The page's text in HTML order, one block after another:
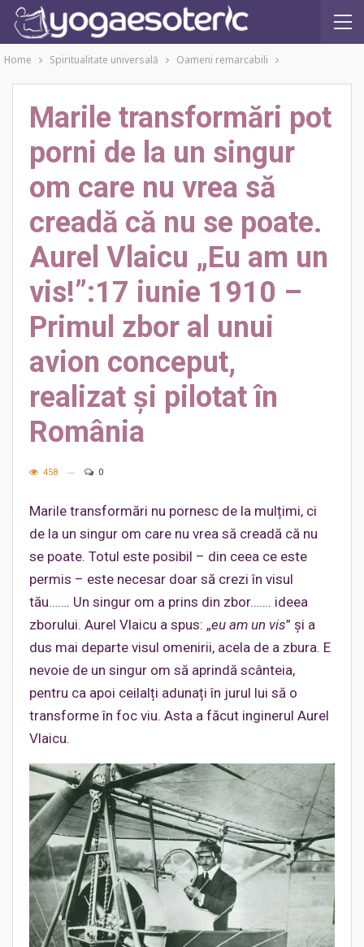
Home Spiritualitate universală Oameni remarcabili
Marile transformări pot
porni de la un singur
om care nu vrea să
creadă că nu se poate.
Aurel Vlaicu „Eu am un
vis!”:17 iunie 1910 –
Primul zbor al unui
avion conceput,
realizat și pilotat în
România
458 0
Marile transformări nu pornesc de la mulțimi, ci
de la un singur om care nu vrea să creadă că nu
se poate. Totul este posibil – din ceea ce este
permis – este necesar doar să crezi în visul
tău……. Un singur om a prins din zbor……. ideea
zborului. Aurel Vlaicu a spus: „eu am un vis” și a
dus mai departe visul omenirii, acela de a zbura. E
nevoie de un singur om să aprindă scânteia,
pentru ca apoi ceilalți adunați în jurul lui să o
transforme în foc viu. Asta a făcut inginerul Aurel
Vlaicu.